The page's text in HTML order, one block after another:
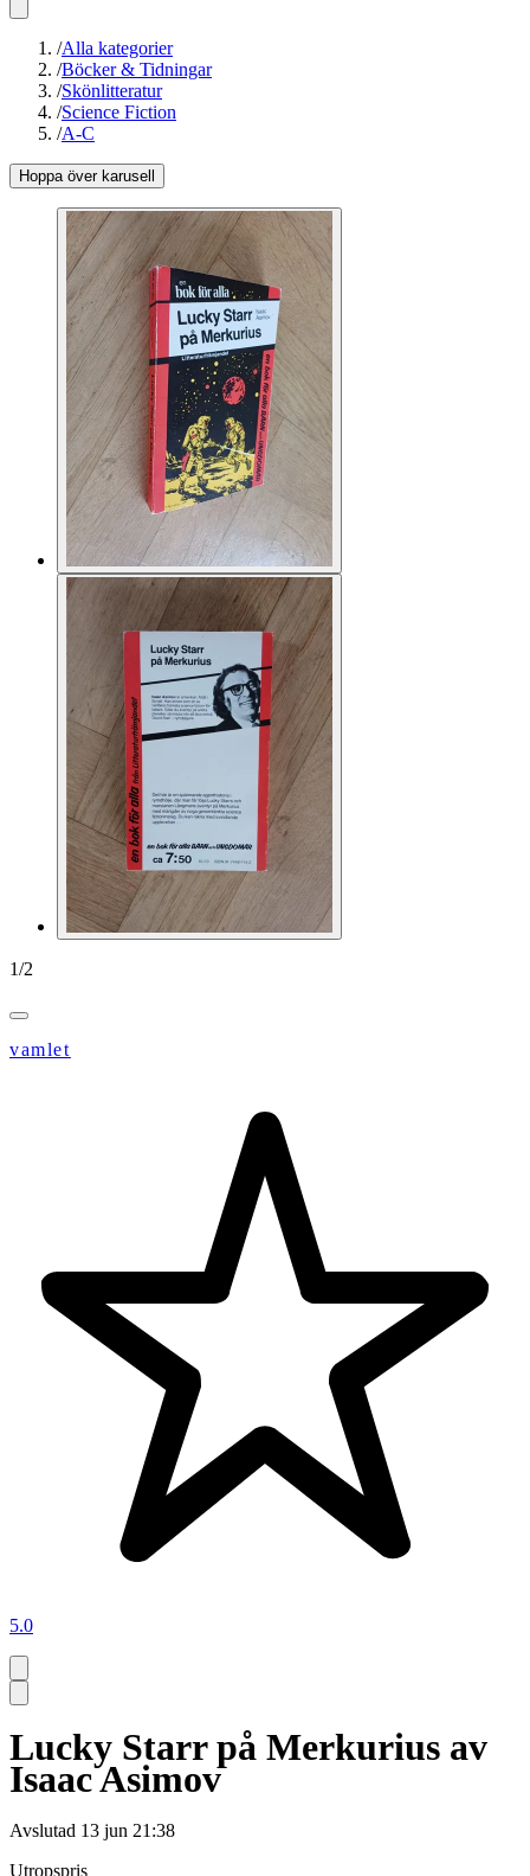
/Alla kategorier
/Böcker & Tidningar
/Skönlitteratur
/Science Fiction
/A-C
Hoppa över karusell
1/2
vamlet
5.0
Lucky Starr på Merkurius av
Isaac Asimov
Avslutad 13 jun 21:38
Utropspris